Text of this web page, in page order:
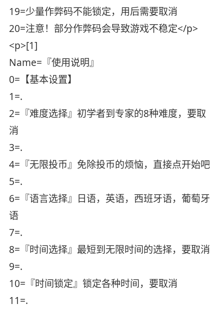
19=少量作弊码不能锁定，用后需要取消
20=注意！部分作弊码会导致游戏不稳定</p>
<p>[1]
Name=『使用说明』
0=【基本设置】
1=.
2=『难度选择』初学者到专家的8种难度，要取
消
3=.
4=『无限投币』免除投币的烦恼，直接点开始吧
5=.
6=『语言选择』日语，英语，西班牙语，葡萄牙
语
7=.
8=『时间选择』最短到无限时间的选择，要取消
9=.
10=『时间锁定』锁定各种时间，要取消
11=.